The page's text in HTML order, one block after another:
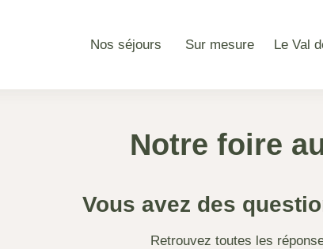
Nos séjours Sur mesure Le Val
Notre foire
Vous avez des
Retrouvez toutes les